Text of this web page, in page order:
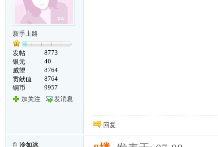
新手上路
发帖
8773
银元
40
威望
8764
贡献值
8764
铜币
9957
加关注
发消息
回复
冷如冰